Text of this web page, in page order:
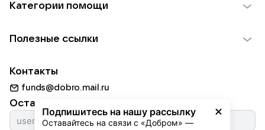
Подпишитесь на нашу рассылку
Оставайтесь на связи с «Добром» —
Использование материалов
Для НКО
Партнерам
Категории помощи
Пожилым
Животным
Природе
Культуре
Полезные ссылки
Добрый день
Истории
Контакты
funds@dobro.mail.ru
Оставайтесь с нами